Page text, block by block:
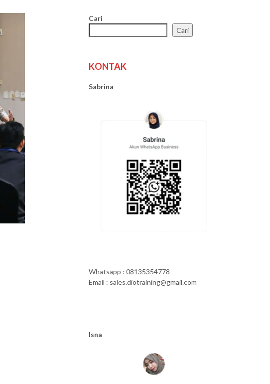
Cari
Cari
KONTAK
Sabrina
Whatsapp : 08135354778
Email : sales.diotraining@gmail.com
Isna